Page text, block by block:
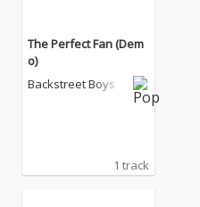
The Perfect Fan (Dem
o)
Backstreet Boys
1 track